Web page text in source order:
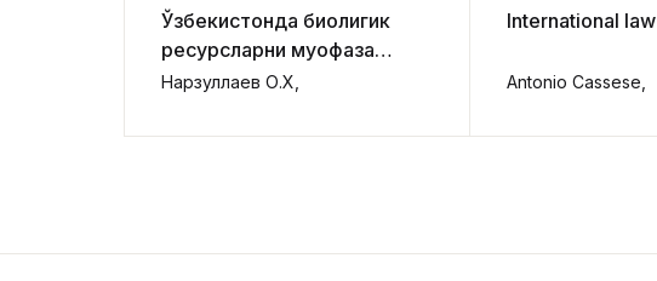
Ўзбекистонда биолигик
ресурсларни муҳофаза
қилиш ва улардан
тартибга солишни
Нарзуллаев О.Х,
International law
Antonio Cassese,